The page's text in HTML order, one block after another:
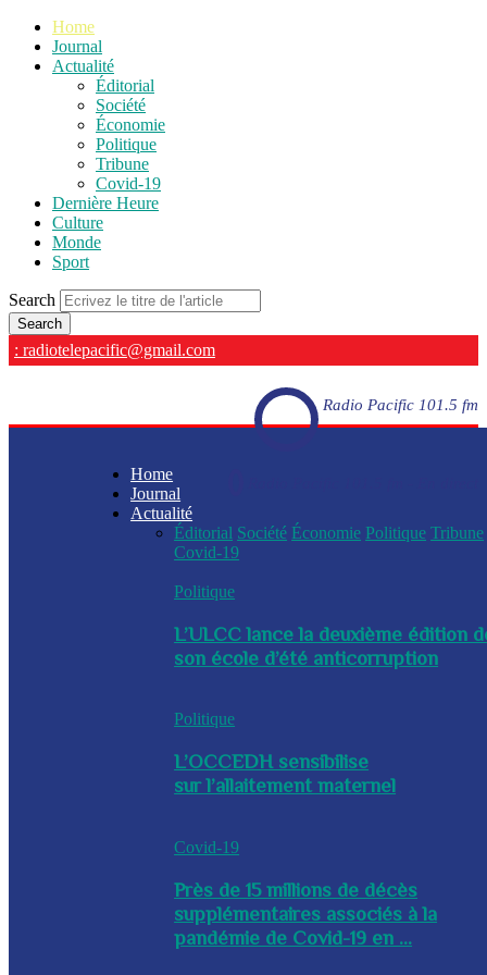
Home
Journal
Actualité
Éditorial
Société
Économie
Politique
Tribune
Covid-19
Dernière Heure
Culture
Monde
Sport
Search
: radiotelepacific@gmail.com
Radio Pacific 101.5 fm
Home
Journal
Actualité
Éditorial Société Économie Politique Tribune
Covid-19
Politique
L’ULCC lance la deuxième édition
son école d’été anticorruption
Politique
L’OCCEDH sensibilise
sur l’allaitement maternel
Covid-19
Près de 15 millions de décès
supplémentaires associés à la
pandémie de Covid-19 en ...